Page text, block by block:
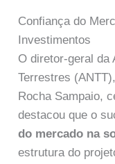
Confiança do
Investimentos
O diretor-geral da
Terrestres
Rocha Sampaio,
destacou que o
do mercado na
estrutura do